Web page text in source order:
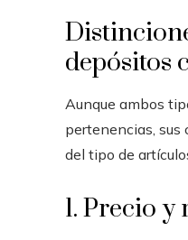
depósitos
Aunque ambos
pertenencias,
del tipo de
1. Precio